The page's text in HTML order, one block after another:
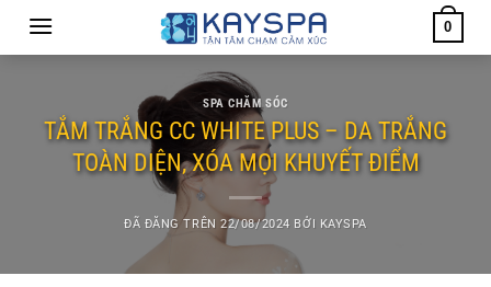
0
SPA CHĂM SÓC
TẮM TRẮNG CC WHITE PLUS – DA TRẮNG
TOÀN DIỆN, XÓA MỌI KHUYẾT ĐIỂM
ĐÃ ĐĂNG TRÊN22/08/2024 BỞI KAYSPA